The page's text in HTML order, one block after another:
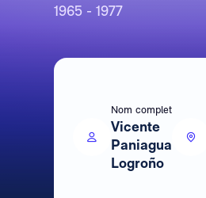
1965 - 1977
Nom complet
Vicente
Paniagua
Logroño